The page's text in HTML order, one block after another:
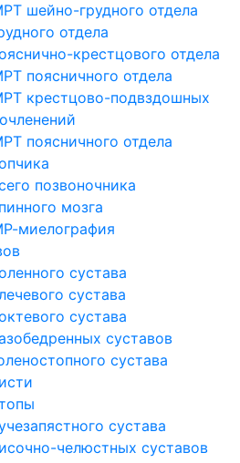
шейно-грудного отдела
отдела
крестцового отдела
поясничного отдела
крестцово-подвздошных
поясничного отдела
позвоночника
мозга
миелография
сустава
сустава
сустава
суставов
сустава
сустава
челюстных суставов